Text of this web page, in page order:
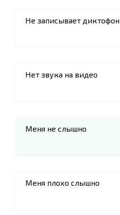
Не записывает диктофон
Нет звука на видео
Меня не слышно
Меня плохо слышно